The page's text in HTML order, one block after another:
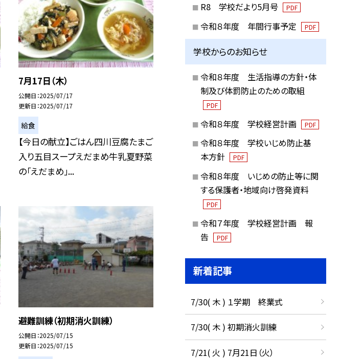
7月17日（木）
公開日 2025/07/17
更新日 2025/07/17
給食
【今日の献立】ごはん四川豆腐たまご
入り五目スープえだまめ牛乳夏野菜
の「えだまめ」...
避難訓練（初期消火訓練）
公開日 2025/07/15
更新日 2025/07/15
R8 学校だより5月号 PDF
令和８年度 年間行事予定 PDF
学校からのお知らせ
令和８年度 生活指導の方針・体
制及び体罰防止のための取組
PDF
令和８年度 学校経営計画 PDF
令和８年度 学校いじめ防止基
本方針
PDF
令和８年度 いじめの防止等に関
する保護者・地域向け啓発資料
PDF
令和７年度 学校経営計画 報
告
PDF
新着記事
7/30( 木 ) １学期 終業式
7/30( 木 ) 初期消火訓練
7/21( 火 ) 7月21日（火）